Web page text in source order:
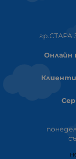
гр.СТАРА
Онлайн
Клиенти